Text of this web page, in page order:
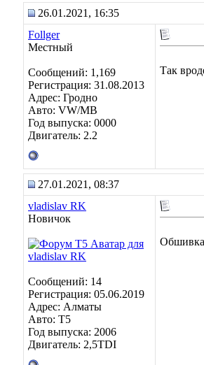
26.01.2021, 16:35
Follger
Местный
Сообщений: 1,169
Регистрация: 31.08.2013
Адрес: Гродно
Авто: VW/MB
Год выпуска: 0000
Двигатель: 2.2
Так
27.01.2021, 08:37
vladislav RK
Новичок
Сообщений: 14
Регистрация: 05.06.2019
Адрес: Алматы
Авто: Т5
Год выпуска: 2006
Двигатель: 2,5TDI
Обшивка